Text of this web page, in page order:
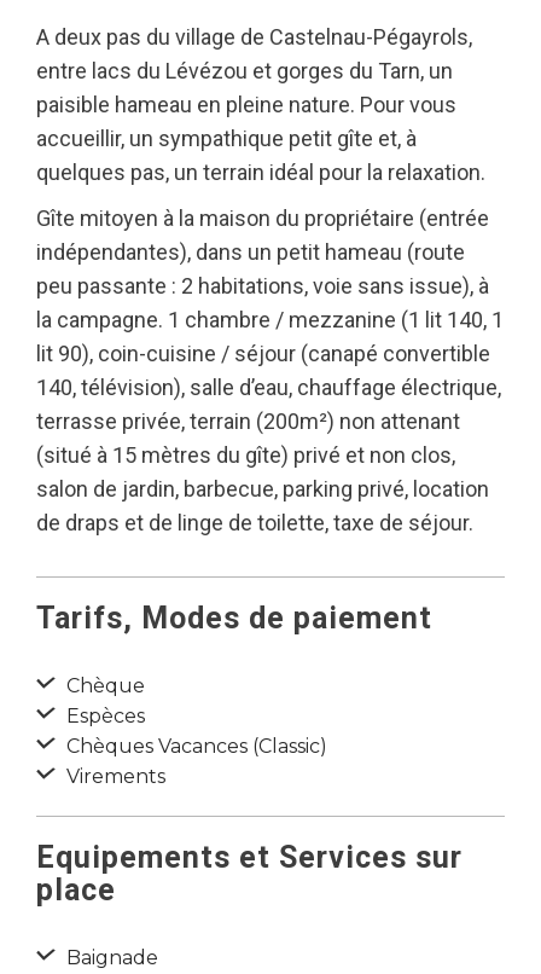
A deux pas du village de Castelnau-Pégayrols,
entre lacs du Lévézou et gorges du Tarn, un
paisible hameau en pleine nature. Pour vous
accueillir, un sympathique petit gîte et, à
quelques pas, un terrain idéal pour la relaxation.
Gîte mitoyen à la maison du propriétaire (entrée
indépendantes), dans un petit hameau (route
peu passante : 2 habitations, voie sans issue), à
la campagne. 1 chambre / mezzanine (1 lit 140, 1
lit 90), coin-cuisine / séjour (canapé convertible
140, télévision), salle d’eau, chauffage électrique,
terrasse privée, terrain (200m²) non attenant
(situé à 15 mètres du gîte) privé et non clos,
salon de jardin, barbecue, parking privé, location
de draps et de linge de toilette, taxe de séjour.
Tarifs, Modes de paiement
Chèque
Espèces
Chèques Vacances (Classic)
Virements
Equipements et Services sur
place
Baignade